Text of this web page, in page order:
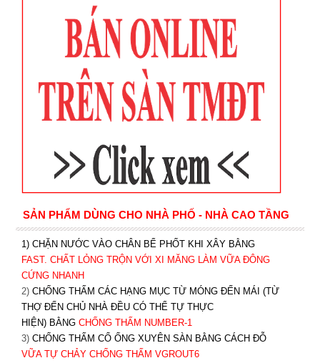
SẢN PHẨM DÙNG CHO NHÀ PHỐ - NHÀ CAO TẦNG
1) CHẶN NƯỚC VÀO CHÂN BỂ PHỐT KHI XÂY BẰNG
FAST. CHẤT LỎNG TRỘN VỚI XI MĂNG LÀM VỮA ĐÔNG
CỨNG NHANH
2) CHỐNG THẤM CÁC HẠNG MỤC TỪ MÓNG ĐẾN MÁI (TỪ
THỢ ĐẾN CHỦ NHÀ ĐỀU CÓ THỂ TỰ THỰC
HIỆN) BẰNG CHỐNG THẤM NUMBER-1
3) CHỐNG THẤM CỔ ỐNG XUYÊN SÀN BẰNG CÁCH ĐỖ
VỮA TỰ CHẢY CHỐNG THẤM VGROUT6